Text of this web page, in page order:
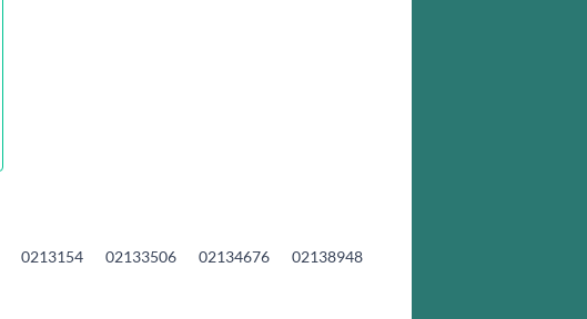
0213154 02133506 02134676
02138948